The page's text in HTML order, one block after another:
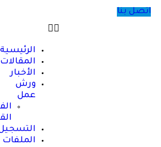
بنا
الرئيسية
المقالات
الأخبار
الفعاليات
التسجيل
الملفات